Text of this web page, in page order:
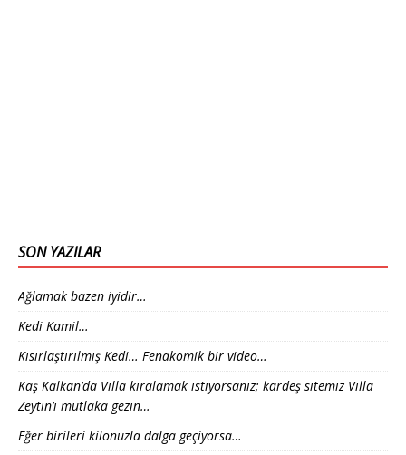
SON YAZILAR
Ağlamak bazen iyidir…
Kedi Kamil…
Kısırlaştırılmış Kedi… Fenakomik bir video…
Kaş Kalkan’da Villa kiralamak istiyorsanız; kardeş sitemiz Villa
Zeytin’i mutlaka gezin…
Eğer birileri kilonuzla dalga geçiyorsa…